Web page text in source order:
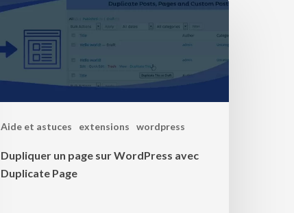
Aide et astuces extensions wordpress
Dupliquer un page sur WordPress avec
Duplicate Page